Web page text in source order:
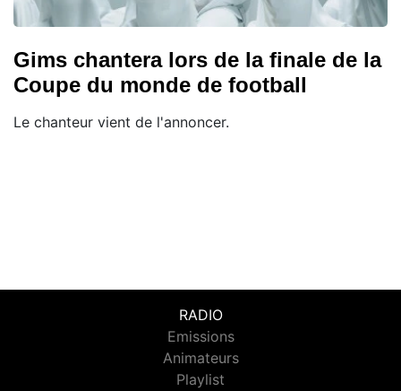
Gims chantera lors de la finale de la
Coupe du monde de football
Le chanteur vient de l'annoncer.
RADIO
Emissions
Animateurs
Playlist